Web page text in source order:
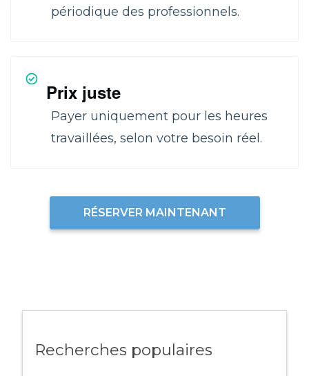
périodique des professionnels.
Prix juste
Payer uniquement pour les heures
travaillées, selon votre besoin réel.
RÉSERVER MAINTENANT
Recherches populaires